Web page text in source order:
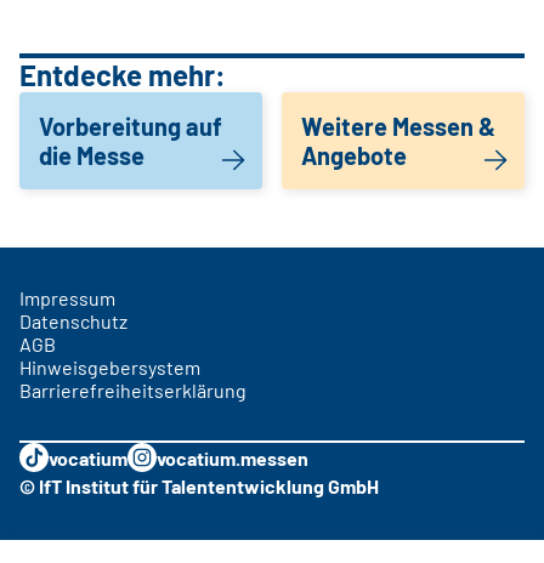
Entdecke mehr:
Vorbereitung auf
die Messe
Weitere Messen &
Angebote
Impressum
Datenschutz
AGB
Hinweisgebersystem
Barrierefreiheitserklärung
vocatium
vocatium.messen
© IfT Institut für Talententwicklung GmbH